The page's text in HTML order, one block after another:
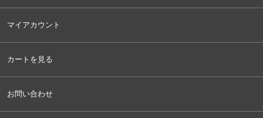
マイアカウント
カートを見る
お問い合わせ